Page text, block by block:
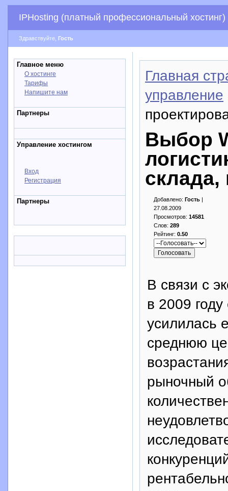
IPHosting (платный профессиональный хостинг)
Здравствуйте, Гость
Главное меню
О хостинге
Тарифы
Напишите нам
Партнеры
Управление хостингом
Вход
Регистрация
Партнеры
Главная
управление
Выбор
склада,
Добавлено: Гость |
27.08.2009
Просмотров: 14581
Слов: 289
Рейтинг: 0.50
В связи с
в 2009
усилилась
среднюю
рыночный